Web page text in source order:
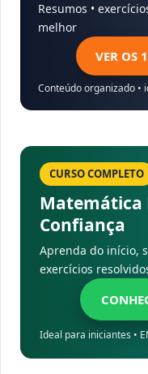
Resumos •
melhor
VER OS
Conteúdo organizado •
CURSO COMPLETO
Matemática
Confiança
Aprenda do início,
exercícios
Ideal para iniciantes •